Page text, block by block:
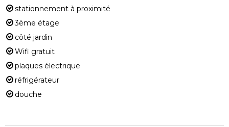
stationnement à proximité
3ème étage
côté jardin
Wifi gratuit
plaques électrique
réfrigérateur
douche